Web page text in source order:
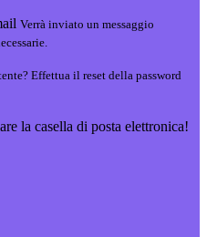
Verrà inviato un messaggio
Effettua il reset della password
la casella di posta elettronica!